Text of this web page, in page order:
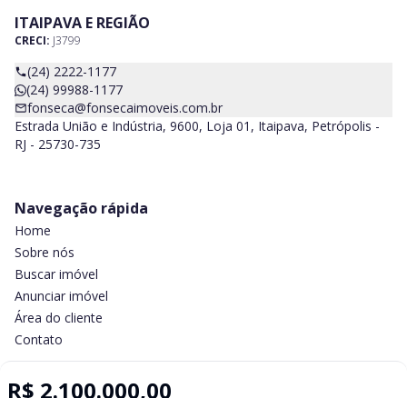
R$ 2.100.000,00
ITAIPAVA E REGIÃO
CRECI: J3799
(24) 2222-1177
(24) 99988-1177
fonseca@fonsecaimoveis.com.br
Estrada União e Indústria, 9600, Loja 01, Itaipava, Petrópolis -
RJ - 25730-735
Navegação rápida
Home
Sobre nós
Buscar imóvel
Anunciar imóvel
Área do cliente
Contato